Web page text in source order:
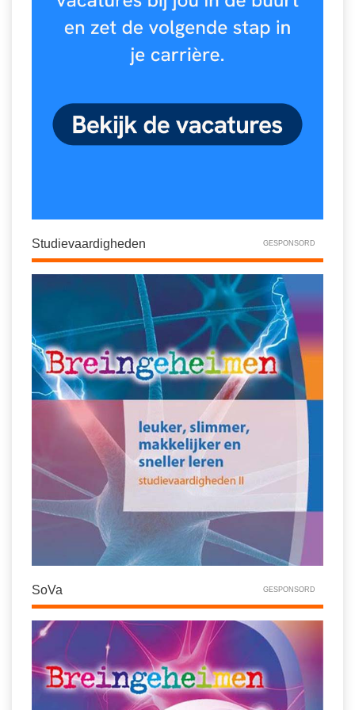
Mediawijsheid
Nieuws
Schoolreisideeën
Schoolspullen
Seizoenen
Sinterklaas
Spelletjes
Sprookjes
Startpagina onderwijs
Tweede Wereldoorlog
Verzorging
Kruiswoordpuzzels
Onderwijslonen
Daltononderwijs
Schoolspullen
Onderwijsvacatures
Afscheidstekst collega
Studieschuld & Hypotheek
Middelbare school niveaus
Studenten laptop
Docentenplein nieuwsbrief
Nieuwsbrief archief
Onderwijs CV
Schoolvakanties
Huiswerkbegeleider zoeken
Huiswerkbegeleider worden
Studievaardigheden GESPONSORD
SoVa GESPONSORD